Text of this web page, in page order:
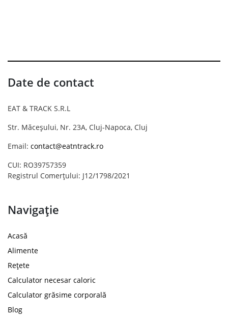
Date de contact
EAT & TRACK S.R.L
Str. Măceșului, Nr. 23A, Cluj-Napoca, Cluj
Email: contact@eatntrack.ro
CUI: RO39757359
Registrul Comerțului: J12/1798/2021
Navigație
Acasă
Alimente
Rețete
Calculator necesar caloric
Calculator grăsime corporală
Blog